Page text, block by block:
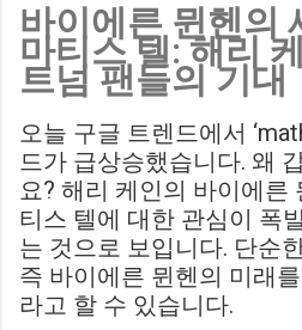
Birmingham City LIVE Score
Match : 경기 당일 실시간 스코어 업
팬들의 높은 관심도를 반영합니다.
City boss says his side have to try
from home : 버밍엄 시티의 크리스
에서 팀 고유의 색깔을 유지하는
다. ...
바이에른 뮌헨의
마티스 텔: 해리
트넘 팬들의 기대
오늘 구글 트렌드에서
드가 급상승했습니다. 왜
요? 해리 케인의 바이에른
티스 텔에 대한 관심이 폭
는 것으로 보입니다. 단순
즉 바이에른 뮌헨의 미래
라고 할 수 있습니다.